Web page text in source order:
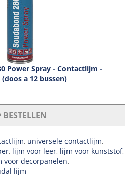
Power Spray - Contactlijm -
a 12 bussen)
BESTELLEN
, universele contactlijm,
, lijm voor leer, lijm voor kunststof,
voor decorpanelen,
lijm